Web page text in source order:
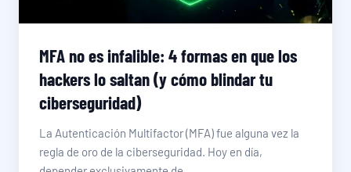
MFA no es infalible: 4 formas en que los
hackers lo saltan (y cómo blindar tu
ciberseguridad)
La Autenticación Multifactor (MFA) fue alguna vez la
regla de oro de la ciberseguridad. Hoy en día,